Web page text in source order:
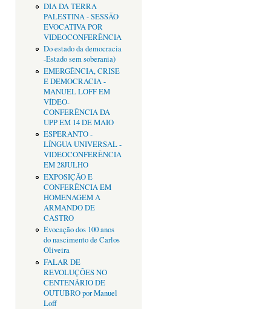
DIA DA TERRA
PALESTINA - SESSÃO
EVOCATIVA POR
VIDEOCONFERÊNCIA
Do estado da democracia
-Estado sem soberania)
EMERGÊNCIA, CRISE
E DEMOCRACIA -
MANUEL LOFF EM
VÍDEO-
CONFERÊNCIA DA
UPP EM 14 DE MAIO
ESPERANTO -
LÍNGUA UNIVERSAL -
VIDEOCONFERÊNCIA
EM 28JULHO
EXPOSIÇÃO E
CONFERÊNCIA EM
HOMENAGEM A
ARMANDO DE
CASTRO
Evocação dos 100 anos
do nascimento de Carlos
Oliveira
FALAR DE
REVOLUÇÕES NO
CENTENÁRIO DE
OUTUBRO por Manuel
Loff